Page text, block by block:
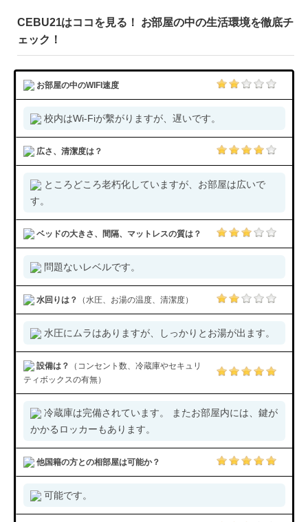
CEBU21はココを見る！ お部屋の中の生活環境を徹底チ
ェック！
お部屋の中のWIFI速度
校内はWi-Fiが繫がりますが、遅いです。
広さ、清潔度は？
ところどころ老朽化していますが、お部屋は広いで
す。
ベッドの大きさ、間隔、マットレスの質は？
問題ないレベルです。
水回りは？ （水圧、お湯の温度、清潔度）
水圧にムラはありますが、しっかりとお湯が出ます。
設備は？
（コンセント数、冷蔵庫やセキュリ
ティボックスの有無）
冷蔵庫は完備されています。 またお部屋内には、鍵が
かかるロッカーもあります。
他国籍の方との相部屋は可能か？
可能です。